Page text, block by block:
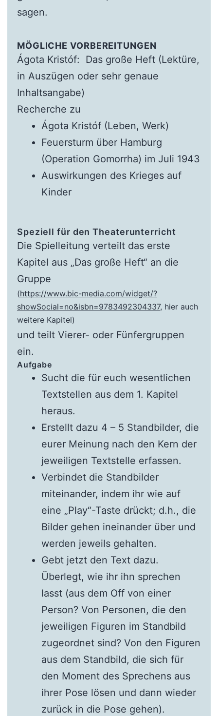
sagen.
MÖGLICHE VORBEREITUNGEN
Ágota Kristóf: Das große Heft (Lektüre,
in Auszügen oder sehr genaue
Inhaltsangabe)
Recherche zu
Ágota Kristóf (Leben, Werk)
Feuersturm über Hamburg
(Operation Gomorrha) im Juli 1943
Auswirkungen des Krieges auf
Kinder
Speziell für den Theaterunterricht
Die Spielleitung verteilt das erste
Kapitel aus „Das große Heft“ an die
Gruppe
(https://www.bic-media.com/widget/?
showSocial=no&isbn=9783492304337, hier auch
weitere Kapitel)
und teilt Vierer- oder Fünfergruppen
ein.
Aufgabe
Sucht die für euch wesentlichen
Textstellen aus dem 1. Kapitel
heraus.
Erstellt dazu 4 – 5 Standbilder, die
eurer Meinung nach den Kern der
jeweiligen Textstelle erfassen.
Verbindet die Standbilder
miteinander, indem ihr wie auf
eine „Play“-Taste drückt; d.h., die
Bilder gehen ineinander über und
werden jeweils gehalten.
Gebt jetzt den Text dazu.
Überlegt, wie ihr ihn sprechen
lasst (aus dem Off von einer
Person? Von Personen, die den
jeweiligen Figuren im Standbild
zugeordnet sind? Von den Figuren
aus dem Standbild, die sich für
den Moment des Sprechens aus
ihrer Pose lösen und dann wieder
zurück in die Pose gehen).